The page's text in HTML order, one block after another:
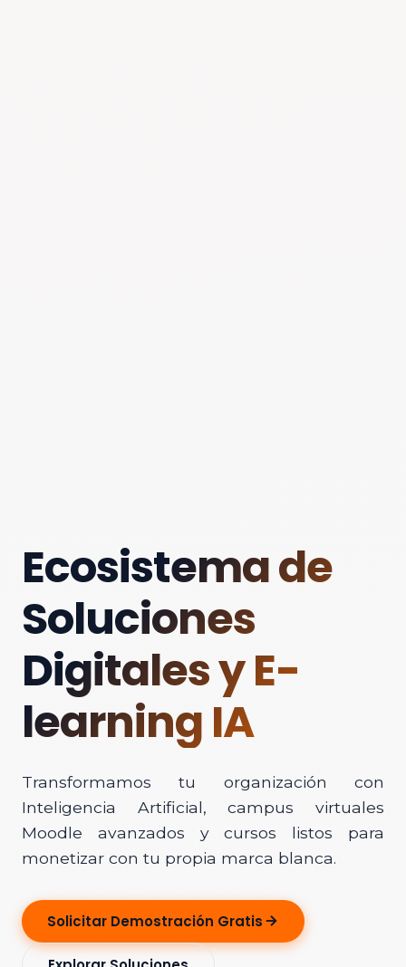
Ecosistema de
Soluciones
Digitales y E-
learning IA
Transformamos tu organización con
Inteligencia Artificial, campus virtuales
Moodle avanzados y cursos listos para
monetizar con tu propia marca blanca.
Solicitar Demostración Gratis